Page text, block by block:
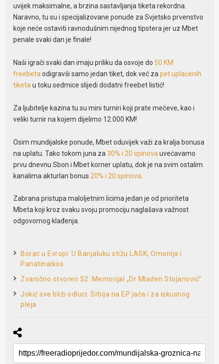
uvijek maksimalne, a brzina sastavljanja tiketa rekordna.
Naravno, tu su i specijalizovane ponude za Svjetsko prvenstvo
koje neće ostaviti ravnodušnim nijednog tipstera jer uz Mbet
penale svaki dan je finale!
Naši igrači svaki dan imaju priliku da osvoje do 50 KM
freebeta odigravši samo jedan tiket, dok već zapet uplaćenih
tiketa u toku sedmice slijedi dodatni freebet listić!
Za ljubitelje kazina tu su mini turniri koji prate mečeve, kao i
veliki turnir na kojem dijelimo 12.000 KM!
Osim mundijalske ponude, Mbet oduvijek važi za kralja bonusa
na uplatu. Tako tokom juna za30% i 20 spinova uvećavamo
prvu dnevnu Sbon i Mbet korner uplatu, dok je na svim ostalim
kanalima akturlan bonus 20% i 20 spinova
Zabrana pristupa maloljetnim licima jedan je od prioriteta
Mbeta koji kroz svaku svoju promociju naglašava važnost
odgovornog klađenja.
Borac u Evropi: U Banjaluku stižu LASK, Omonija i
Panatinaikos
Zvanično otvoren 52. Memorijal „Dr Mladen Stojanović”
Jokić sve bliži odluci: Srbija na EP jača i za iskusnog
pleja